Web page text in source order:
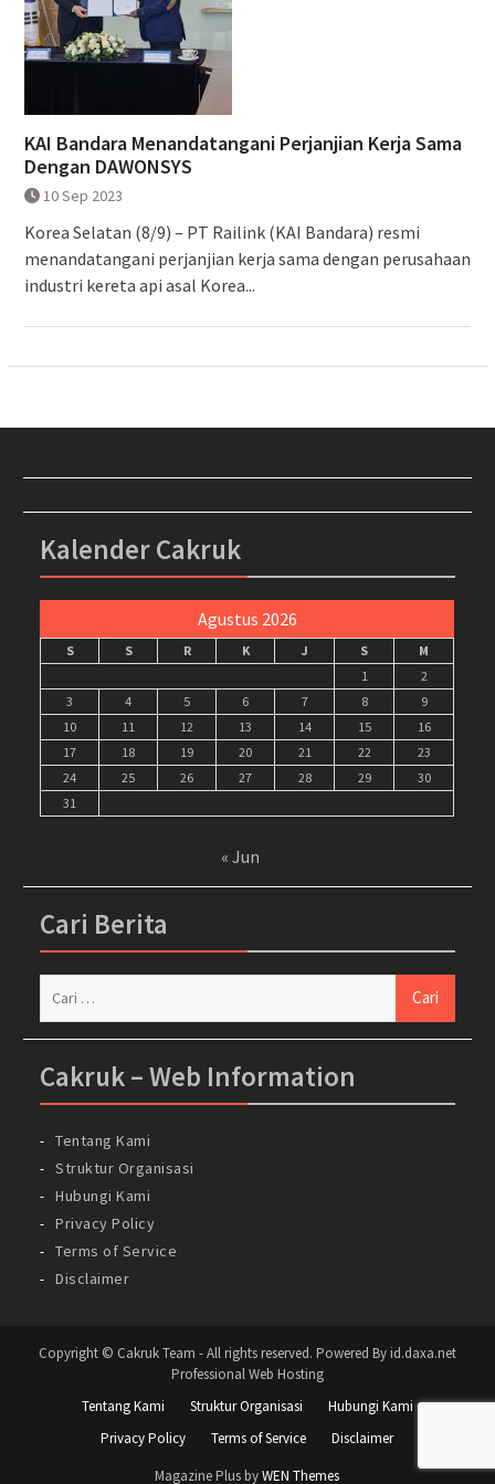
KAI Bandara Menandatangani Perjanjian Kerja Sama
Dengan DAWONSYS
10 Sep 2023
Korea Selatan (8/9) – PT Railink (KAI Bandara) resmi
menandatangani perjanjian kerja sama dengan perusahaan
industri kereta api asal Korea...
Kalender Cakruk
Agustus 2026
S S R K J S
M
1
2
3
4 5 6 7 8
9
10
11 12 13 14 15
16
17
18 19 20 21 22
23
24
25 26 27 28 29
30
31
« Jun
Cari Berita
Cakruk – Web Information
Tentang Kami
Struktur Organisasi
Hubungi Kami
Privacy Policy
Terms of Service
Disclaimer
Copyright © Cakruk Team - All rights reserved. Powered By id.daxa.net
Professional Web Hosting
Tentang Kami
Struktur Organisasi
Hubungi Kami
Privacy Policy
Terms of Service
Disclaimer
Magazine Plus byWEN Themes